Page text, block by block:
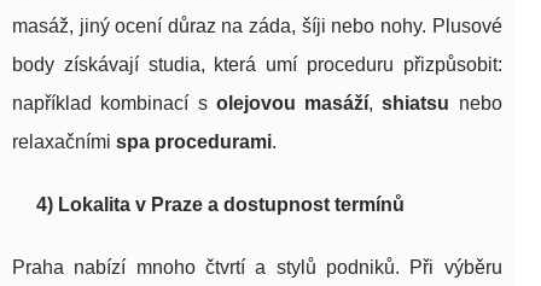
masáž, jiný ocení důraz na záda, šíji nebo nohy. Plusové
body získávají studia, která umí proceduru přizpůsobit:
například kombinací s olejovou masáží,shiatsu nebo
relaxačními spa procedurami.
4) Lokalita v Praze a dostupnost termínů
Praha nabízí mnoho čtvrtí a stylů podniků. Při výběru